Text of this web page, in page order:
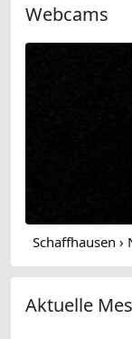
Webcams
Aktuelle